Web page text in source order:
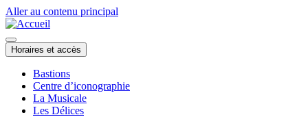
Aller au contenu principal
Horaires et accès
Bastions
Centre d’iconographie
La Musicale
Les Délices